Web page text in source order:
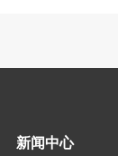
新闻中心